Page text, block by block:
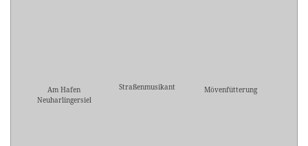
Am Hafen
Neuharlingersiel
Straßenmusikant Mövenfütterung